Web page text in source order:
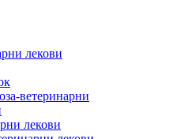
лекови
ветеринарни
лекови